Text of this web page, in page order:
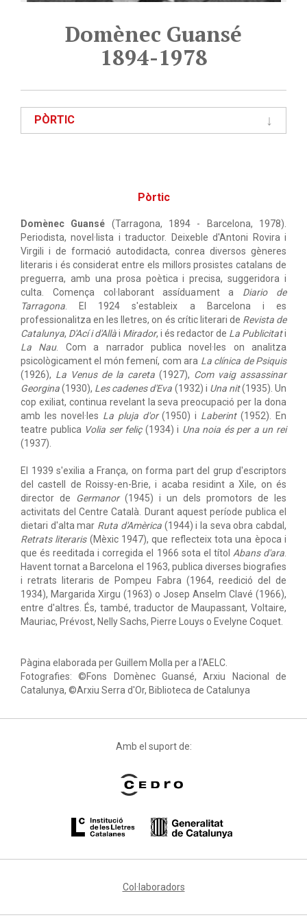
Domènec Guansé
1894-1978
PÒRTIC
Pòrtic
Domènec Guansé (Tarragona, 1894 - Barcelona, 1978).
Periodista, novel·lista i traductor. Deixeble d'Antoni Rovira i
Virgili i de formació autodidacta, conrea diversos gèneres
literaris i és considerat entre els millors prosistes catalans de
preguerra, amb una prosa poètica i precisa, suggeridora i
culta. Comença col·laborant assíduament a Diario de
Tarragona . El 1924 s'estableix a Barcelona i es
professionalitza en les lletres, on és crític literari de Revista de
Catalunya, D'Ací i d'Allài Mirador, i és redactor de La Publicitati
La Nau. Com a narrador publica novel·les on analitza
psicològicament el món femení, com ara La clínica de Psiquis
(1926), La Venus de la careta (1927), Com vaig assassinar
Georgina(1930), Les cadenes d'Eva (1932) i Una nit(1935). Un
cop exiliat, continua revelant la seva preocupació per la dona
amb les novel·les La pluja d'or(1950) i Laberint(1952). En
teatre publica Volia ser feliç(1934) i Una noia és per a un rei
(1937).
El 1939 s'exilia a França, on forma part del grup d'escriptors
del castell de Roissy-en-Brie, i acaba residint a Xile, on és
director de Germanor(1945) i un dels promotors de les
activitats del Centre Català. Durant aquest període publica el
dietari d'alta mar Ruta d'Amèrica(1944) i la seva obra cabdal,
Retrats literaris(Mèxic 1947), que reflecteix tota una època i
que és reeditada i corregida el 1966 sota el títol Abans d'ara
Havent tornat a Barcelona el 1963, publica diverses biografies
i retrats literaris de Pompeu Fabra (1964, reedició del de
1934), Margarida Xirgu (1963) o Josep Anselm Clavé (1966),
entre d'altres. És, també, traductor de Maupassant, Voltaire,
Mauriac, Prévost, Nelly Sachs, Pierre Louys o Evelyne Coquet.
Pàgina elaborada per Guillem Molla per a l'AELC.
Fotografies: ©Fons Domènec Guansé, Arxiu Nacional de
Catalunya, ©Arxiu Serra d'Or, Biblioteca de Catalunya
Amb el suport de:
Col·laboradors